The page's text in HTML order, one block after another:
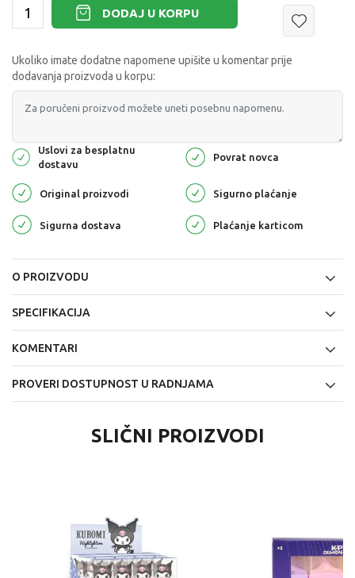
DODAJ U KORPU
Ukoliko imate dodatne napomene upišite u komentar prije
dodavanja proizvoda u korpu:
Uslovi za besplatnu
dostavu
Povrat novca
Original proizvodi Sigurno plaćanje
Sigurna dostava Plaćanje karticom
O PROIZVODU
SPECIFIKACIJA
KOMENTARI
PROVERI DOSTUPNOST U RADNJAMA
SLIČNI PROIZVODI